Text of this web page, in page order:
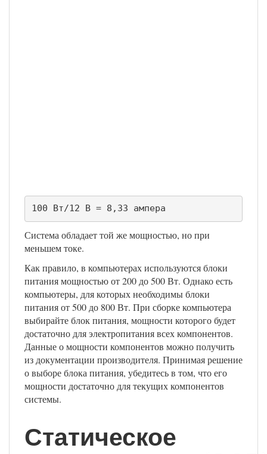
100 Вт/12 В = 8,33 ампера
Система обладает той же мощностью, но при
меньшем токе.
Как правило, в компьютерах используются блоки
питания мощностью от 200 до 500 Вт. Однако есть
компьютеры, для которых необходимы блоки
питания от 500 до 800 Вт. При сборке компьютера
выбирайте блок питания, мощности которого будет
достаточно для электропитания всех компонентов.
Данные о мощности компонентов можно получить
из документации производителя. Принимая решение
о выборе блока питания, убедитесь в том, что его
мощности достаточно для текущих компонентов
системы.
Статическое